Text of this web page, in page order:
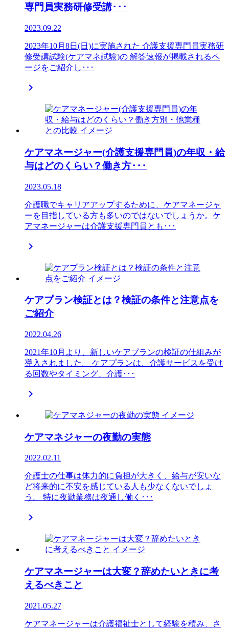
専門員実務研修受講･･･
2023.09.22
2023年10月8日(日)に実施された 介護支援専門員実務研
修受講試験(ケアマネ試験)の 解答速報が掲載されるペ
ージをご紹介し･･･

ケアマネージャー(介護支援専門員)の年収・給
与はどのくらい？働き方･･･
2023.05.18
介護職でキャリアアップするために、ケアマネージャ
ーを目指している方も多いのではないでしょうか。ケ
アマネージャーは介護支援専門員とも･･･

ケアプラン検証とは？検証の条件と注意点を
ご紹介
2022.04.26
2021年10月より、新しいケアプランの検証の仕組みが
導入されました。 ケアプランは、介護サービスを受け
る回数やタイミング、介護･･･

ケアマネジャーの夜勤の実態
2022.02.11
介護士の仕事は体力的に負担が大きく、給与が安いな
ど将来的に不安を感じている人も少なくないでしょ
う。 特に夜勤業務は夜通し働く･･･

ケアマネージャーは大変？辞めたいときに考
えるべきこと
2021.05.27
ケアマネージャーは介護福祉士として経験を積み、さ